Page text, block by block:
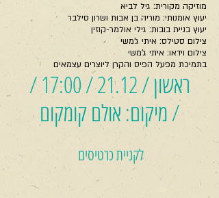
מוזיקה מקורית: גיל לביא
יעוץ אומנותי: מוריה בן אבות ושרון סילבר
יעוץ בניית בובות: גילי אולמר-קוזין
צילום סטילס: איתי ג'משי
צילום וידאו: איתי ג'משי
בתמיכת מפעל הפיס והקרן ליוצרים עצמאים
ראשון / 21.12 / 17:00 /
/ מיקום: אולם קומקום
לקניית כרטיסים